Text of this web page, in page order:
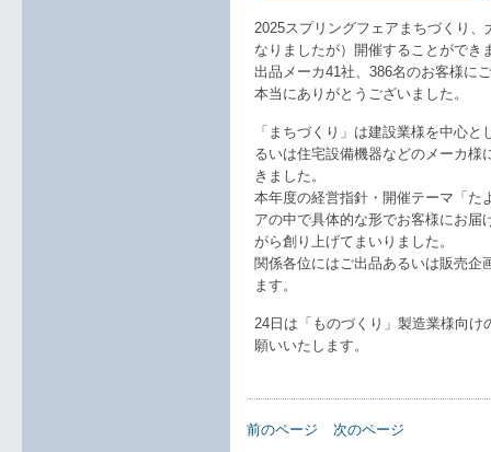
2025スプリングフェアまちづくり
なりましたが）開催することができ
出品メーカ41社、386名のお客様に
本当にありがとうございました。
「まちづくり」は建設業様を中心
るいは住宅設備機器などのメーカ様
きました。
本年度の経営指針・開催テーマ「
アの中で具体的な形でお客様にお届
がら創り上げてまいりました。
関係各位にはご出品あるいは販売企
ます。
24日は「ものづくり」製造業様向
願いいたします。
前のページ 次のページ